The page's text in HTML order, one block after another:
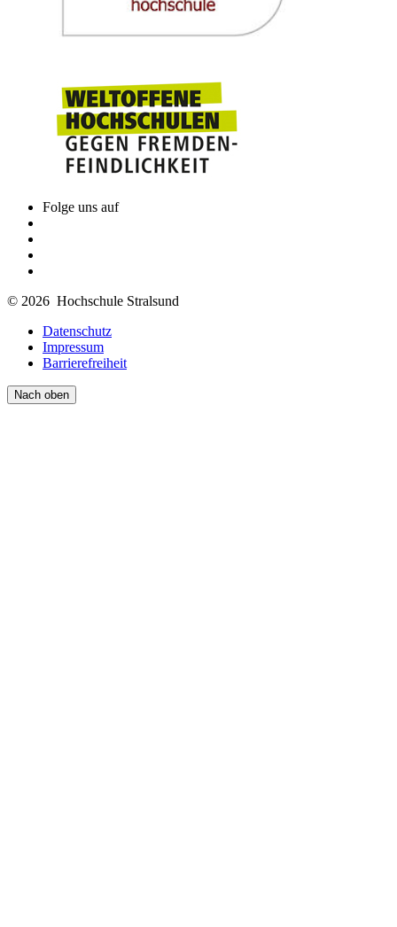
Folge uns auf
© 2026 Hochschule Stralsund
Datenschutz
Impressum
Barrierefreiheit
Nach oben